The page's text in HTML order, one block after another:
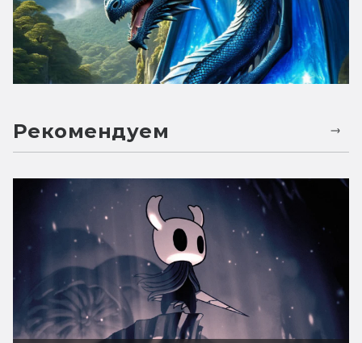
Рекомендуем